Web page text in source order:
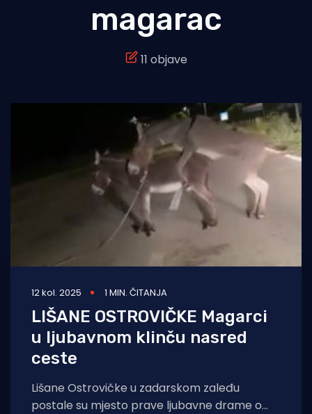
Tradicija i kultura
magarac
11 objave
12 kol. 2025 1 MIN. ČITANJA
LIŠANE OSTROVIČKE Magarci
u ljubavnom klinču nasred
ceste
Lišane Ostrovičke u zadarskom zaleđu
postale su mjesto prave ljubavne drame o